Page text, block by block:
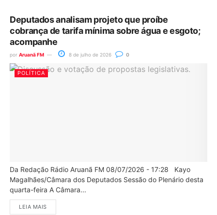
Deputados analisam projeto que proíbe
cobrança de tarifa mínima sobre água e esgoto;
acompanhe
por Aruanã FM 8 de julho de 2026 0
POLÍTICA
Da Redação Rádio Aruanã FM 08/07/2026 - 17:28 Kayo
Magalhães/Câmara dos Deputados Sessão do Plenário desta
quarta-feira A Câmara...
LEIA MAIS